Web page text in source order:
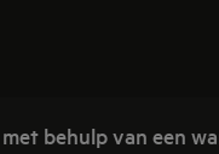
behulp van een